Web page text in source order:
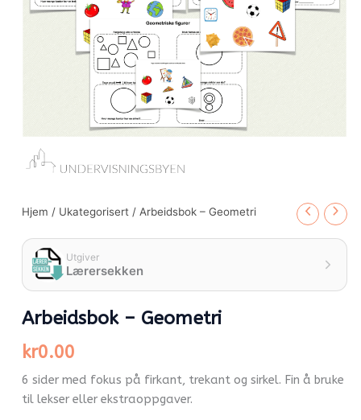
Hjem / Ukategorisert / Arbeidsbok – Geometri
Utgiver
Lærersekken
Arbeidsbok – Geometri
kr0.00
6 sider med fokus på firkant, trekant og sirkel. Fin å bruke
til lekser eller ekstraoppgaver.